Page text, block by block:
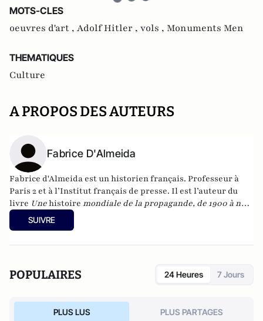
MOTS-CLES
oeuvres d'art , Adolf Hitler , vols , Monuments Men
THEMATIQUES
Culture
A PROPOS DES AUTEURS
Fabrice D'Almeida
Fabrice d'Almeida est un historien français. Professeur à
Paris 2 et à l’Institut français de presse. Il est l’auteur du
livre Unehistoire mondiale de la propagande, de 1900 à nos
jours, aux éditions La Martinière, paru en 2013.
SUIVRE
POPULAIRES 24 Heures 7 Jours
PLUS LUS PLUS PARTAGES